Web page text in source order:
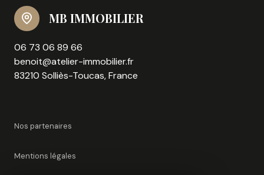
MB IMMOBILIER
06 73 06 89 66
benoit@atelier-immobilier.fr
83210 Solliès-Toucas, France
Nos partenaires
Mentions légales